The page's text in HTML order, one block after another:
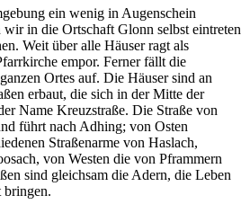
ein wenig in Augenschein
in die Ortschaft Glonn selbst eintreten
Weit über alle Häuser ragt als
empor. Ferner fällt die
Ortes auf. Die Häuser sind an
erbaut, die sich in der Mitte der
Name Kreuzstraße. Die Straße von
führt nach Adhing; von Osten
Straßenarme von Haslach,
von Westen die von Pframmern
sind gleichsam die Adern, die Leben
bringen.